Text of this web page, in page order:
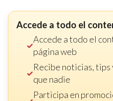
Accede a todo el
Accede a todo el
página web
Recibe noticias, tips
que nadie
Participa en